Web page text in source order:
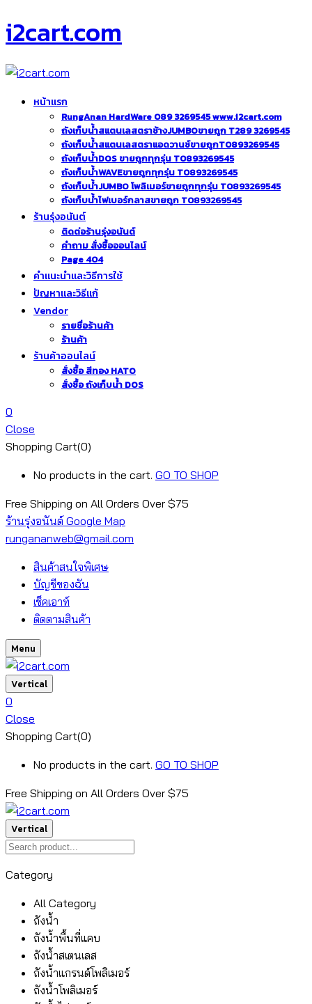
i2cart.com
หน้าแรก
RungAnan HardWare 089 3269545 www.i2cart.com
ถังเก็บน้ำสแตนเลสตราช้างJUMBOขายถูก T289 3269545
ถังเก็บน้ำสแตนเลสตราแอดวานซ์ขายถูกT0893269545
ถังเก็บน้ำDOS ขายถูกทุกรุ่น T0893269545
ถังเก็บน้ำWAVEขายถูกทุกรุ่น T0893269545
ถังเก็บน้ำJUMBO โพลิเมอร์ขายถูกทุกรุ่น T0893269545
ถังเก็บน้ำไฟเบอร์กลาสขายถูก T0893269545
ร้านรุ่งอนันต์
ติดต่อร้านรุ่งอนันต์
คำถาม สั่งซื้อออนไลน์
Page 404
คำแนะนำและวิธีการใช้
ปัญหาและวิธีแก้
Vendor
รายชื่อร้านค้า
ร้านค้า
ร้านค้าออนไลน์
สั่งซื้อ สีทอง HATO
สั่งซื้อ ถังเก็บน้ำ DOS
0
Close
Shopping Cart(0)
No products in the cart. GO TO SHOP
Free Shipping on All Orders Over $75
ร้านรุ่งอนันต์ Google Map
rungananweb@gmail.com
สินค้าสนใจพิเศษ
บัญชีของฉัน
เช็คเอาท์
ติดตามสินค้า
Menu
Vertical
0
Close
Shopping Cart(0)
No products in the cart. GO TO SHOP
Free Shipping on All Orders Over $75
Vertical
Category
All Category
ถังน้ำ
ถังน้ำพื้นที่แคบ
ถังน้ำสเตนเลส
ถังน้ำแกรนด์โพลิเมอร์
ถังน้ำโพลิเมอร์